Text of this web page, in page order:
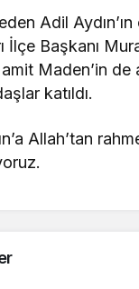
Adil
İlçe Başkanı
Maden’in de
katıldı.
Allah’tan